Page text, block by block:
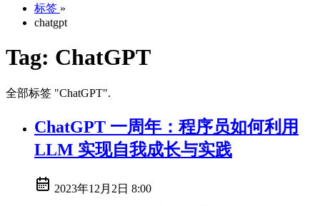
标签 »
chatgpt
Tag: ChatGPT
全部标签 "ChatGPT".
ChatGPT 一周年：程序员如何利用
LLM 实现自我成长与实践
2023年12月2日 8:00